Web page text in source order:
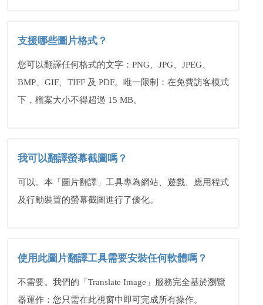
支援哪些圖片格式？
您可以翻譯任何格式的文字：PNG、JPG、JPEG、
BMP、GIF、TIFF 及 PDF。唯一限制：在免費訪客模式
下，檔案大小不得超過 15 MB。
我可以翻譯螢幕截圖嗎？
可以。本「圖片翻譯」工具專為網站、遊戲、應用程式
及行動裝置的螢幕截圖進行了優化。
使用此圖片翻譯工具需要安裝任何軟體嗎？
不需要。我們的「Translate Image」服務完全基於瀏覽
器運作：您只需在此視窗中即可完成所有操作。